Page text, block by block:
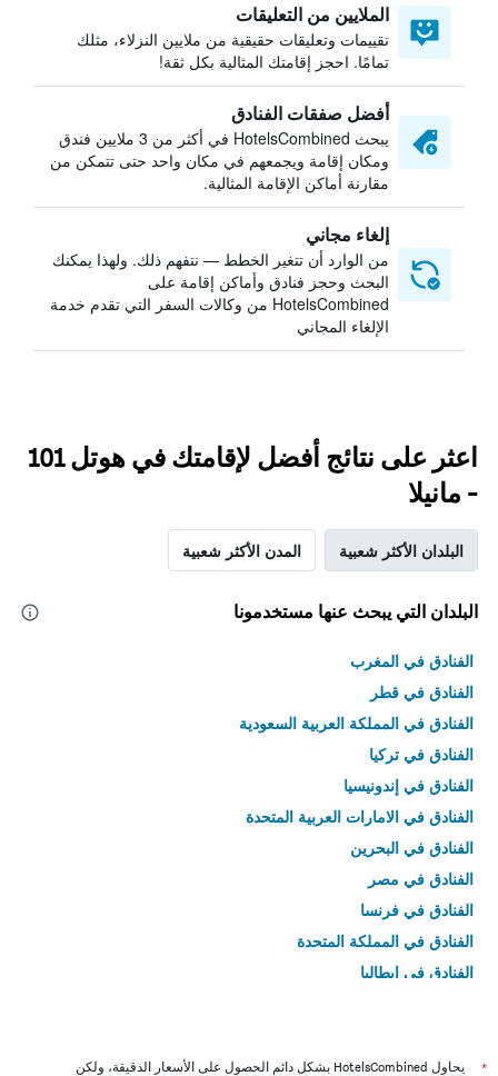
الملايين من التعليقات
تقييمات وتعليقات حقيقية من ملايين النزلاء، مثلك
تمامًا. احجز إقامتك المثالية بكل ثقة!
أفضل صفقات الفنادق
يبحث HotelsCombined في أكثر من 3 ملايين فندق
ومكان إقامة ويجمعهم في مكان واحد حتى تتمكن من
مقارنة أماكن الإقامة المثالية.
إلغاء مجاني
من الوارد أن تتغير الخطط — نتفهم ذلك. ولهذا يمكنك
البحث وحجز فنادق وأماكن إقامة على
HotelsCombined من وكالات السفر التي تقدم خدمة
الإلغاء المجاني
اعثر على نتائج أفضل لإقامتك في هوتل 101
- مانيلا
البلدان الأكثر شعبية المدن الأكثر شعبية
البلدان التي يبحث عنها مستخدمونا
الفنادق في المغرب
الفنادق في قطر
الفنادق في المملكة العربية السعودية
الفنادق في تركيا
الفنادق في إندونيسيا
الفنادق في الامارات العربية المتحدة
الفنادق في البحرين
الفنادق في مصر
الفنادق في فرنسا
الفنادق في المملكة المتحدة
الفنادق في إيطاليا
* يحاول HotelsCombined بشكل دائم الحصول على الأسعار الدقيقة، ولكن